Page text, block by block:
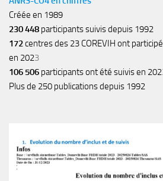
Créée en 1989
230 448 participants suivis depuis 1992
172centres des 23 COREVIH ont
en 2023
106 506 participants ont été suivis en 202
Plus de 250 publications depuis 1992